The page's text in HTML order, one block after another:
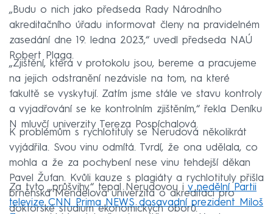
„Budu o nich jako předseda Rady Národního
akreditačního úřadu informovat členy na pravidelném
zasedání dne 19. ledna 2023,“ uvedl předseda NAÚ
Robert Plaga.
„Zjištění, která v protokolu jsou, bereme a pracujeme
na jejich odstranění nezávisle na tom, na které
fakultě se vyskytují. Zatím jsme stále ve stavu kontroly
a vyjadřování se ke kontrolním zjištěním,“ řekla Deníku
N mluvčí univerzity Tereza Pospíchalová.
K problémům s rychlotituly se Nerudová několikrát
vyjádřila. Svou vinu odmítá. Tvrdí, že ona udělala, co
mohla a že za pochybení nese vinu tehdejší děkan
Pavel Žufan. Kvůli kauze s plagiáty a rychlotituly přišla
brněnská Mendelova univerzita o akreditaci pro
doktorské studium ekonomických oborů.
Za tyto „průšvihy“ tepal Nerudovou i v nedělní Partii
televize CNN Prima NEWS dosavadní prezident Miloš